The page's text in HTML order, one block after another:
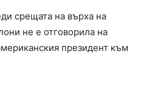
срещата на върха на
не е отговорила на
президент към